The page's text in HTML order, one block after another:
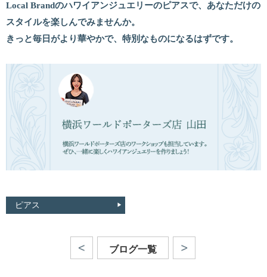
Local Brandのハワイアンジュエリーのピアスで、あなただけの
スタイルを楽しんでみませんか。
きっと毎日がより華やかで、特別なものになるはずです。
ピアス
ブログ一覧